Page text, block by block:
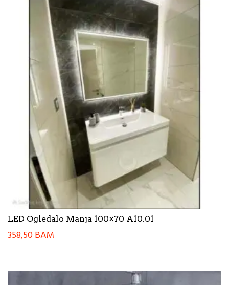
LED Ogledalo Manja 100×70 A10.01
358,50BAM